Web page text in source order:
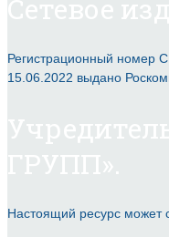
Регистрационный
15.06.2022 выдано
Настоящий ресурс может